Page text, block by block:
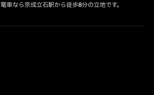
電車なら京成立石駅から徒歩8分の立地です。